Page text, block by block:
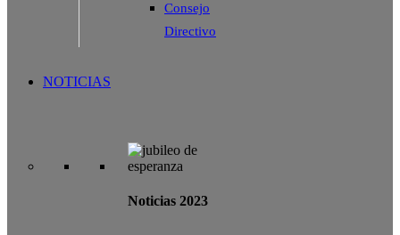
Consejo
Directivo
NOTICIAS
Noticias 2023